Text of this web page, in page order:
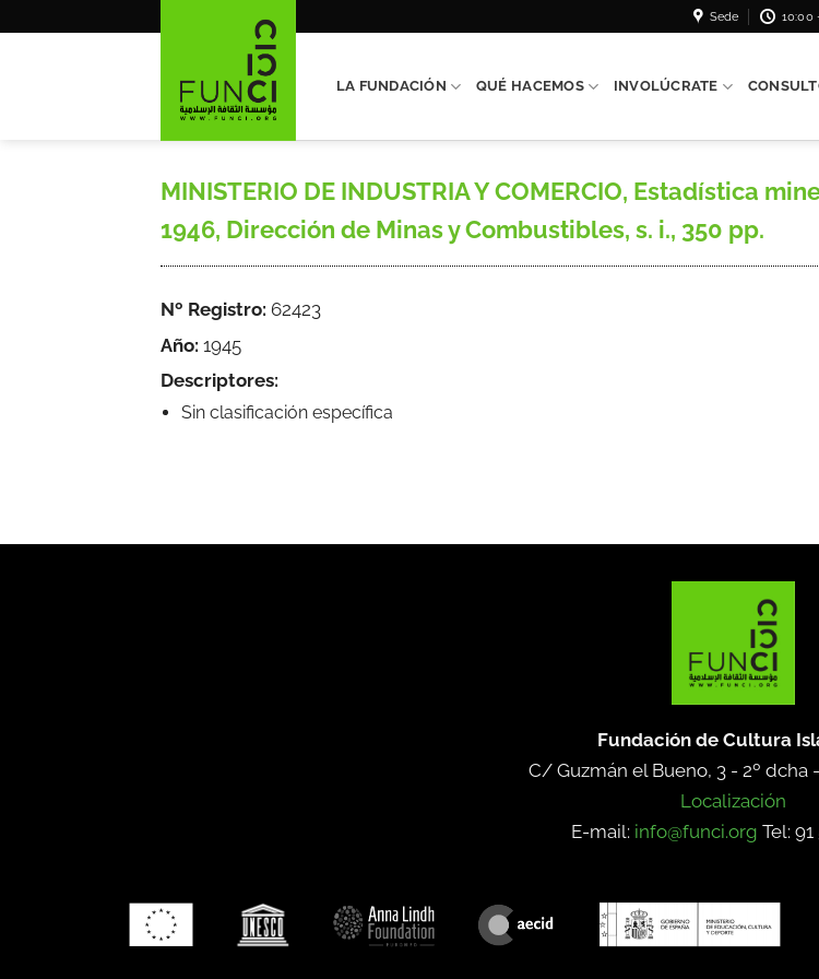
Sede 10:00
LA FUNDACIÓN QUÉ HACEMOS INVOLÚCRATE
MINISTERIO DE INDUSTRIA Y COMERCIO, Estadística
1946, Dirección de Minas y Combustibles, s. i., 350 pp.
Nº Registro: 62423
Año: 1945
Descriptores:
Sin clasificación específica
Fundación de Cultura
C/ Guzmán el Bueno, 3 - 2º dcha -
Localización
E-mail: info@funci.org Tel: